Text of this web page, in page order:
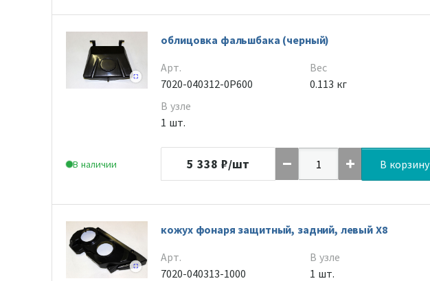
В наличии
облицовка фальшбака (черный)
Арт.
7020-040312-0P600
В узле
1 шт.
Вес
0.113 кг
5 338 ₽/шт В корзину
кожух фонаря защитный, задний, левый X8
Арт.
7020-040313-1000
В узле
1 шт.